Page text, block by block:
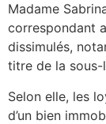
Madame
correspondant
dissimulés,
titre de la
Selon elle, les
d’un bien